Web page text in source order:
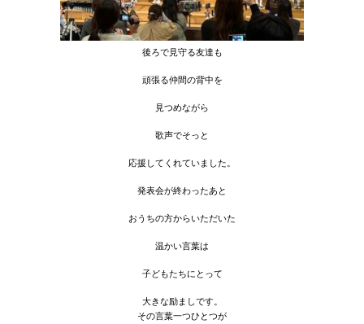
後ろで見守る友達も
頑張る仲間の背中を
見つめながら
歌声でそっと
応援してくれていました。
発表会が終わったあと
おうちの方からいただいた
温かい言葉は
子どもたちにとって
大きな励ましです。
その言葉一つひとつが